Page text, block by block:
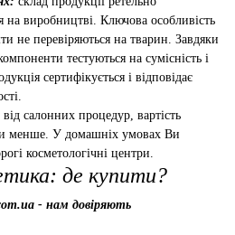
на виробництві. Ключова особливість
не перевіряються на тварин. Завдяки
тестуються на сумісність і
сертифікується і відповідає
від салонних процедур, вартість
менше. У домашніх умовах Ви
косметологічні центри.
де купити?
- нам довіряють